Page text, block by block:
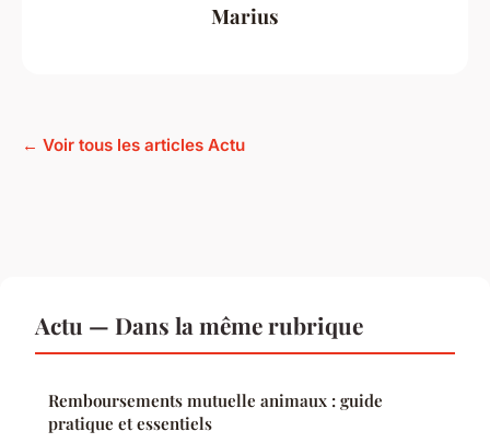
Marius
← Voir tous les articles Actu
Actu — Dans la même rubrique
Remboursements mutuelle animaux : guide
pratique et essentiels